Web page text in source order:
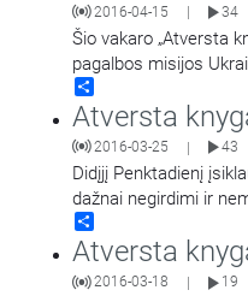
2016-04-15 34
Šio vakaro „Atversta
pagalbos misijos
apskrities policijos
Laidoje pokalbis su…
Atversta
2016-03-25 | 43
Didįjį Penktadienį
dažnai negirdimi ir
„Atversta knyga"
Atversta
2016-03-18 19